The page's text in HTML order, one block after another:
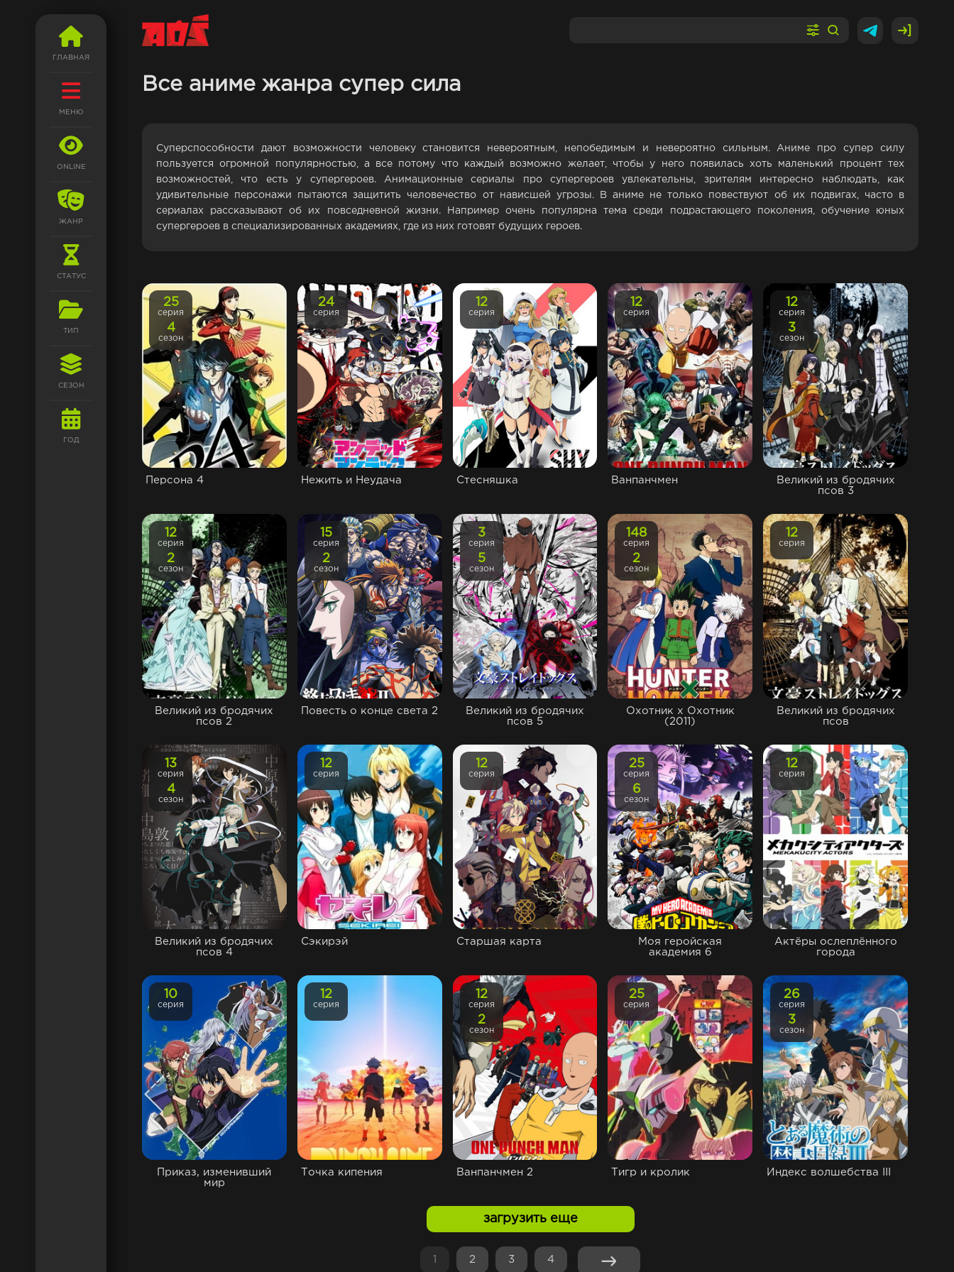
ГЛАВНАЯ
МЕНЮ
ONLINE
ЖАНР
СТАТУС
ТИП
СЕЗОН
ГОД
Все аниме жанра супер сила
Суперспособности дают возможности человеку становится невероятным, непобедимым и невероятно сильным. Аниме про супер силу
пользуется огромной популярностью, а все потому что каждый возможно желает, чтобы у него появилась хоть маленький процент тех
возможностей, что есть у супергероев. Анимационные сериалы про супергероев увлекательны, зрителям интересно наблюдать, как
удивительные персонажи пытаются защитить человечество от нависшей угрозы. В аниме не только повествуют об их подвигах, часто в
сериалах рассказывают об их повседневной жизни. Например очень популярна тема среди подрастающего поколения, обучение юных
супергероев в специализированных академиях, где из них готовят будущих героев.
Персона 4
25
серия
4
сезон
Нежить и Неудача
24
серия
Стесняшка
12
серия
Ванпанчмен
12
серия
Великий из бродячих
псов 3
12
серия
3
сезон
Великий из бродячих
псов 2
12
серия
2
сезон
Повесть о конце света 2
15
серия
2
сезон
Великий из бродячих
псов 5
3
серия
5
сезон
Охотник х Охотник
(2011)
148
серия
2
сезон
Великий из бродячих
псов
12
серия
Великий из бродячих
псов 4
13
серия
4
сезон
Сэкирэй
12
серия
Старшая карта
12
серия
Моя геройская
академия 6
25
серия
6
сезон
Актёры ослеплённого
города
12
серия
Приказ, изменивший
мир
10
серия
Точка кипения
12
серия
Ванпанчмен 2
12
серия
2
сезон
Тигр и кролик
25
серия
Индекс волшебства III
26
серия
3
сезон
загрузить еще
1 2 3 4